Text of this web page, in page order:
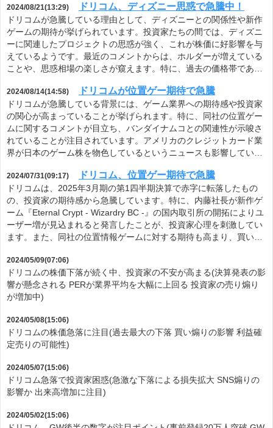
2024/08/21(13:29) ドリコム、ディズニー思惑で急騰中！
ドリコムが急騰している理由として、ディズニーとの関係性や新作
ゲームの期待が挙げられています。投資家たちの間では、ディズニ
ーに関連したプロジェクトの思惑が強く、これが株価に好影響を与
えているようです。最近のコメントからは、ホルダーが増えている
ことや、思惑相場の楽しさが窺えます。特に、過去の価格帯であ…
2024/08/14(14:58) ドリコムが位置ゲー期待で急騰
ドリコムが急騰している背景には、ゲーム業界への期待感や投資家
の関心が高まっていることが挙げられます。特に、同社の位置ゲー
ムに関するコメントが目立ち、バンダイナムコとの関連性が示唆さ
れていることが注目されています。アメリカのクレジットカード業
界が日本のゲーム株を物色しているというニュースも影響してい…
2024/07/31(09:17) ドリコム、位置ゲー期待で急騰
ドリコムは、2025年3月期の第1四半期決算で赤字に転落したもの
の、投資家の期待感から急騰しています。特に、内藤社長が新作ゲ
ーム『Eternal Crypt - Wizardry BC -』の国内取引所の開拓によりユ
ーザー増が見込まれると発言したことが、投資家心理を刺激してい
ます。また、同社の位置情報ゲームに対する期待も高まり、買い…
2024/05/09(07:06)
ドリコムの株価下落が続く中、投資家の不安が高まる(決算発表の影
響が懸念される PERが業界平均を大幅に上回る 投資家の売り煽り
が増加中)
2024/05/08(15:06)
ドリコムの株価急落に注目(過去最大の下落 買い煽りの影響 利益確
定売りの可能性)
2024/05/07(15:06)
ドリコム急落で投資家困惑(急激な下落による損失拡大 SNS煽りの
影響か 出来高増加に注目)
2024/05/02(15:06)